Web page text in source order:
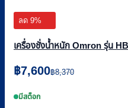
ลด 9%
เครื่องชั่งน้ำหนัก Omron รุ่น
฿8,370
Original
price
was:
฿7,600
Current
price
is:มีสต็อก